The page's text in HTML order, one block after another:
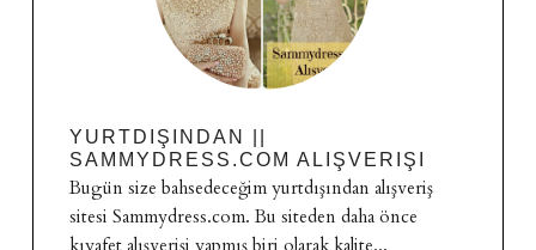
YURTDIŞINDAN ||
SAMMYDRESS.COM ALIŞVERIŞI
Bugün size bahsedeceğim yurtdışından alışveriş
sitesi Sammydress.com. Bu siteden daha önce